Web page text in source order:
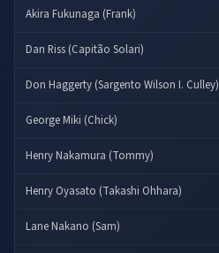
Akira Fukunaga (Frank)
Dan Riss (Capitão Solari)
Don Haggerty (Sargento Wilson I. Culley)
George Miki (Chick)
Henry Nakamura (Tommy)
Henry Oyasato (Takashi Ohhara)
Lane Nakano (Sam)